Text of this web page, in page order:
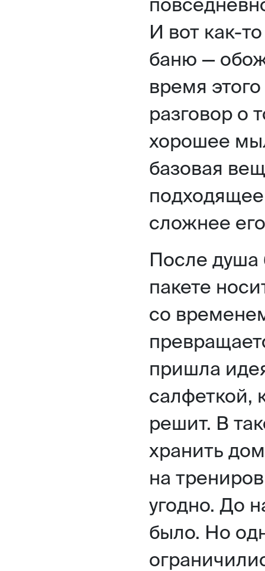
И вот как-
баню —
время
разговор о
хорошее
базовая
сложнее
После душа
пакете
со
пришла
салфеткой,
решит. В
хранить
на
угодно. До
было. Но